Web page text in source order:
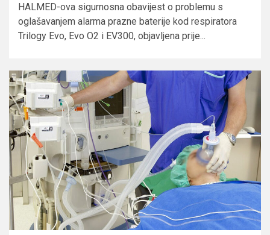
HALMED-ova sigurnosna obavijest o problemu s
oglašavanjem alarma prazne baterije kod respiratora
Trilogy Evo, Evo O2 i EV300, objavljena prije...